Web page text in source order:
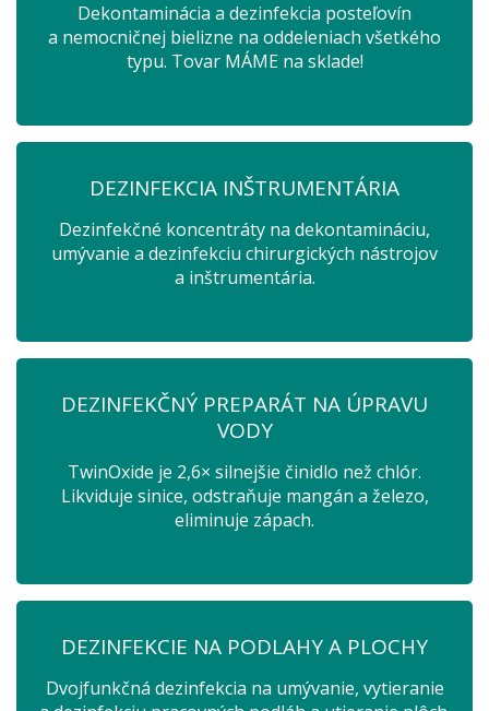
Dekontaminácia a dezinfekcia posteľovín
a nemocničnej bielizne na oddeleniach všetkého
typu. Tovar MÁME na sklade!
DEZINFEKCIA INŠTRUMENTÁRIA
Dezinfekčné koncentráty na dekontamináciu,
umývanie a dezinfekciu chirurgických nástrojov
a inštrumentária.
DEZINFEKČNÝ PREPARÁT NA ÚPRAVU
VODY
TwinOxide je 2,6× silnejšie činidlo než chlór.
Likviduje sinice, odstraňuje mangán a železo,
eliminuje zápach.
DEZINFEKCIE NA PODLAHY A PLOCHY
Dvojfunkčná dezinfekcia na umývanie, vytieranie